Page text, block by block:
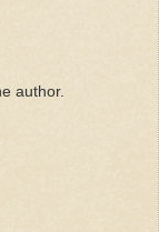
author.